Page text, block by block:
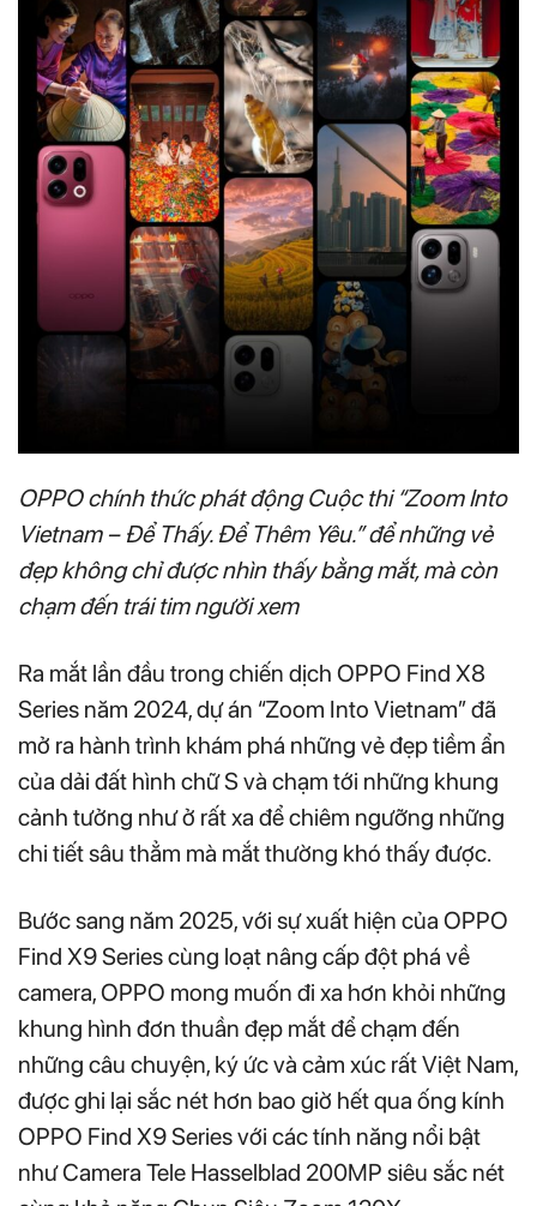
OPPO chính thức phát động Cuộc thi “Zoom Into
Vietnam – Để Thấy. Để Thêm Yêu.” để những vẻ
đẹp không chỉ được nhìn thấy bằng mắt, mà còn
chạm đến trái tim người xem
Ra mắt lần đầu trong chiến dịch OPPO Find X8
Series năm 2024, dự án “Zoom Into Vietnam” đã
mở ra hành trình khám phá những vẻ đẹp tiềm ẩn
của dải đất hình chữ S và chạm tới những khung
cảnh tưởng như ở rất xa để chiêm ngưỡng những
chi tiết sâu thẳm mà mắt thường khó thấy được.
Bước sang năm 2025, với sự xuất hiện của OPPO
Find X9 Series cùng loạt nâng cấp đột phá về
camera, OPPO mong muốn đi xa hơn khỏi những
khung hình đơn thuần đẹp mắt để chạm đến
những câu chuyện, ký ức và cảm xúc rất Việt Nam,
được ghi lại sắc nét hơn bao giờ hết qua ống kính
OPPO Find X9 Series với các tính năng nổi bật
như Camera Tele Hasselblad 200MP siêu sắc nét